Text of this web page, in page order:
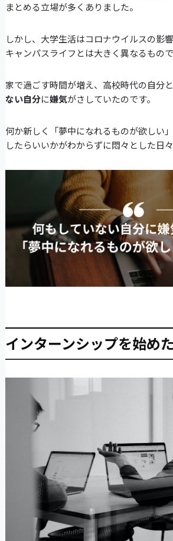
まとめる立場が多くありました。
しかし、大学生活はコロナウイルスの影
キャンパスライフとは大きく異なるもので
家で過ごす時間が増え、高校時代の自分と
ない自分に嫌気がさしていたのです。
何か新しく「夢中になれるものが欲しい
したらいいかがわからずに悶々とした日
インターンシップを始め